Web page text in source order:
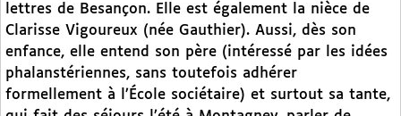
lettres de Besançon. Elle est également la nièce de
Clarisse Vigoureux (née Gauthier). Aussi, dès son
enfance, elle entend son père (intéressé par les idées
phalanstériennes, sans toutefois adhérer
formellement à l’École sociétaire) et surtout sa tante,